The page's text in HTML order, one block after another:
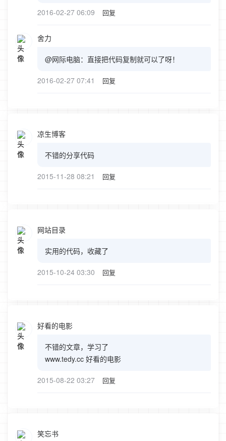
2016-02-27 06:09 回复
舍力
@网际电脑：直接把代码复制就可以了呀！
2016-02-27 07:41 回复
凉生博客
不错的分享代码
2015-11-28 08:21 回复
网站目录
实用的代码，收藏了
2015-10-24 03:30 回复
好看的电影
不错的文章，学习了
www.tedy.cc 好看的电影
2015-08-22 03:27 回复
笑忘书